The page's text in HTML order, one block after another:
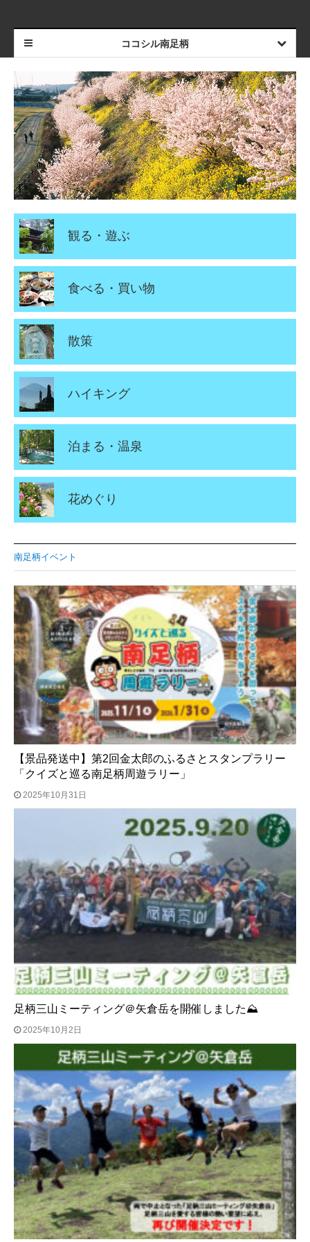
ココシル南足柄
観る・遊ぶ
食べる・買い物
散策
ハイキング
泊まる・温泉
花めぐり
南足柄イベント
【景品発送中】第2回金太郎のふるさとスタンプラリー
「クイズと巡る南足柄周遊ラリー」
2025年10月31日
足柄三山ミーティング＠矢倉岳を開催しました⛰
2025年10月2日